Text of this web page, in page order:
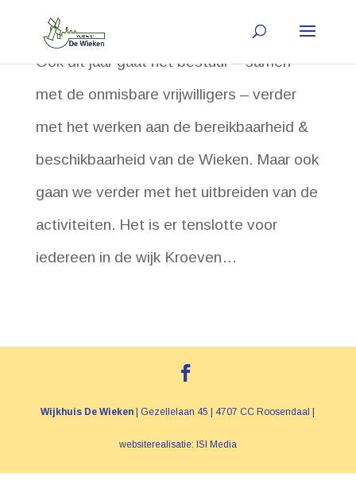
door support
Ook dit jaar gaat het bestuur – samen
met de onmisbare vrijwilligers – verder
met het werken aan de bereikbaarheid &
beschikbaarheid van de Wieken. Maar ook
gaan we verder met het uitbreiden van de
activiteiten. Het is er tenslotte voor
iedereen in de wijk Kroeven…
Wijkhuis De Wieken | Gezellelaan 45 | 4707 CC Roosendaal |
websiterealisatie: ISI Media